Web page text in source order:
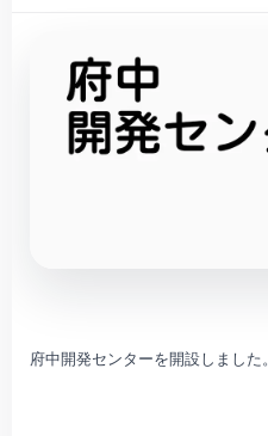
府中開発センターを開設しました。